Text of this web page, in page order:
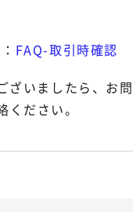
FAQ-取引時確認
ざいましたら、 お
ください。